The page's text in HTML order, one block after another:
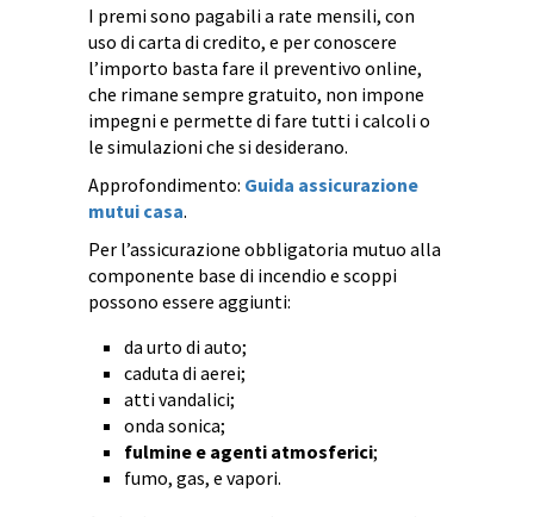
I premi sono pagabili a rate mensili, con
uso di carta di credito, e per conoscere
l’importo basta fare il preventivo online,
che rimane sempre gratuito, non impone
impegni e permette di fare tutti i calcoli o
le simulazioni che si desiderano.
Approfondimento: Guida assicurazione
mutui casa.
Per l’assicurazione obbligatoria mutuo alla
componente base di incendio e scoppi
possono essere aggiunti:
da urto di auto;
caduta di aerei;
atti vandalici;
onda sonica;
fulmine e agenti atmosferici;
fumo, gas, e vapori.